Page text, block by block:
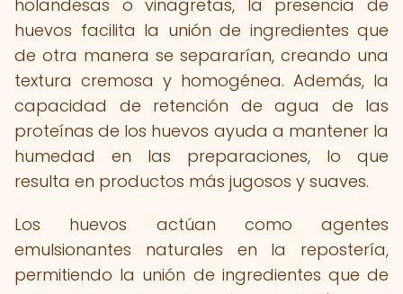
holandesas o vinagretas, la presencia de
huevos facilita la unión de ingredientes que
de otra manera se separarían, creando una
textura cremosa y homogénea. Además, la
capacidad de retención de agua de las
proteínas de los huevos ayuda a mantener la
humedad en las preparaciones, lo que
resulta en productos más jugosos y suaves.
Los huevos actúan como agentes
emulsionantes naturales en la repostería,
permitiendo la unión de ingredientes que de